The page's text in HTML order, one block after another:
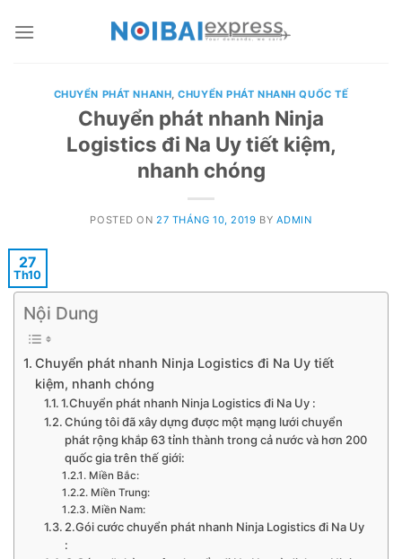
CHUYỂN PHÁT NHANH,CHUYỂN PHÁT NHANH QUỐC TẾ
Chuyển phát nhanh Ninja
Logistics đi Na Uy tiết kiệm,
nhanh chóng
POSTED ON 27 THÁNG 10, 2019 BY ADMIN
27
Th10
Nội Dung
Chuyển phát nhanh Ninja Logistics đi Na Uy tiết
kiệm, nhanh chóng
1.Chuyển phát nhanh Ninja Logistics đi Na Uy :
Chúng tôi đã xây dựng được một mạng lưới chuyển
phát rộng khắp 63 tỉnh thành trong cả nước và hơn 200
quốc gia trên thế giới:
Miền Bắc:
Miền Trung:
Miền Nam:
2.Gói cước chuyển phát nhanh Ninja Logistics đi Na Uy
: